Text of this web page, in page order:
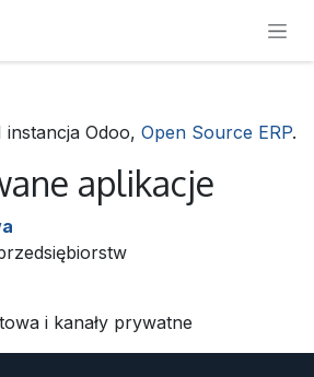
Odoo, Open Source ERP.
aplikacje
i kanały prywatne